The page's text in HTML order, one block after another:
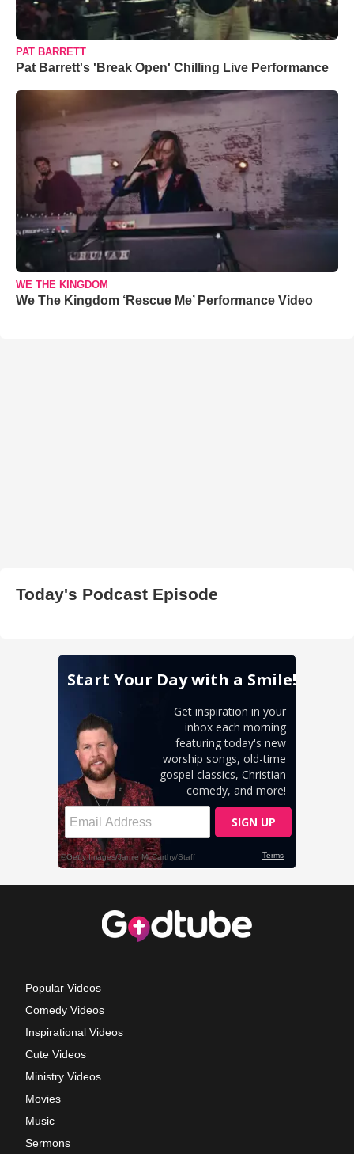
PAT BARRETT
Pat Barrett's 'Break Open' Chilling Live Performance
WE THE KINGDOM
We The Kingdom ‘Rescue Me’ Performance Video
Today's Podcast Episode
Popular Videos
Comedy Videos
Inspirational Videos
Cute Videos
Ministry Videos
Movies
Music
Sermons